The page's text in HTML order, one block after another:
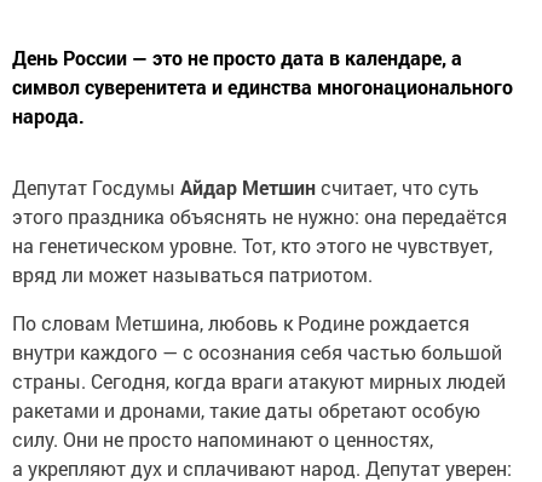
День России — это не просто дата в календаре, а
символ суверенитета и единства многонационального
народа.
Депутат Госдумы Айдар Метшинсчитает, что суть
этого праздника объяснять не нужно: она передаётся
на генетическом уровне. Тот, кто этого не чувствует,
вряд ли может называться патриотом.
По словам Метшина, любовь к Родине рождается
внутри каждого — с осознания себя частью большой
страны. Сегодня, когда враги атакуют мирных людей
ракетами и дронами, такие даты обретают особую
силу. Они не просто напоминают о ценностях,
а укрепляют дух и сплачивают народ. Депутат уверен: